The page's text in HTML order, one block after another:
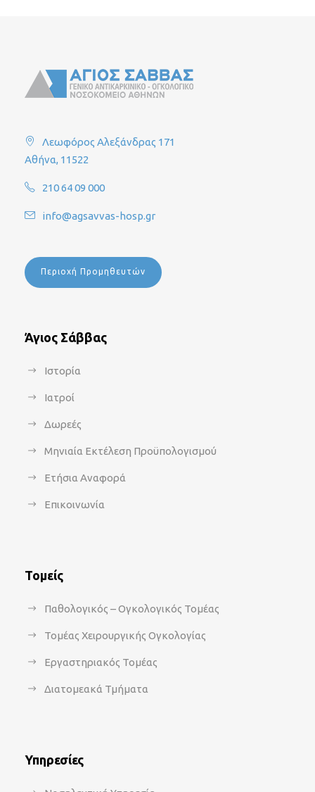
Λεωφόρος Αλεξάνδρας 171
Αθήνα, 11522
210 64 09 000
info@agsavvas-hosp.gr
Περιοχή Προμηθευτών
Άγιος Σάββας
Ιστορία
Ιατροί
Δωρεές
Μηνιαία Εκτέλεση Προϋπολογισμού
Ετήσια Αναφορά
Επικοινωνία
Τομείς
Παθολογικός – Ογκολογικός Τομέας
Τομέας Χειρουργικής Ογκολογίας
Εργαστηριακός Τομέας
Διατομεακά Τμήματα
Υπηρεσίες